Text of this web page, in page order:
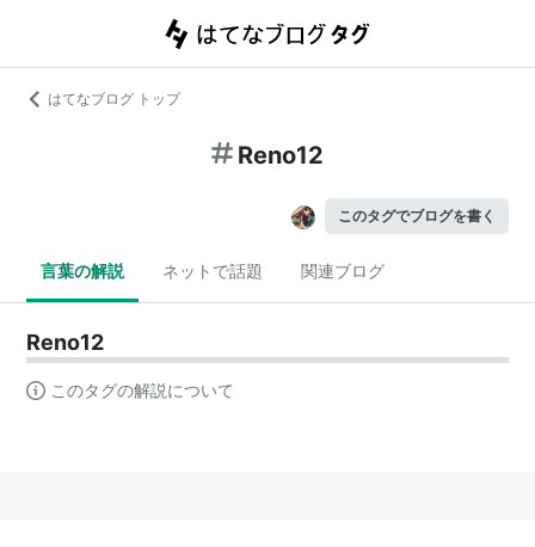
はてなブログ トップ
Reno12
このタグでブログを書く
言葉の解説 ネットで話題 関連ブログ
Reno12
このタグの解説について